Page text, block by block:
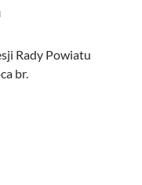
Rady Powiatu
br.
sesji Rady Powiatu